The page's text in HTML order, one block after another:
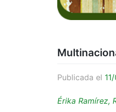
Publicada el
Érika Ramírez,